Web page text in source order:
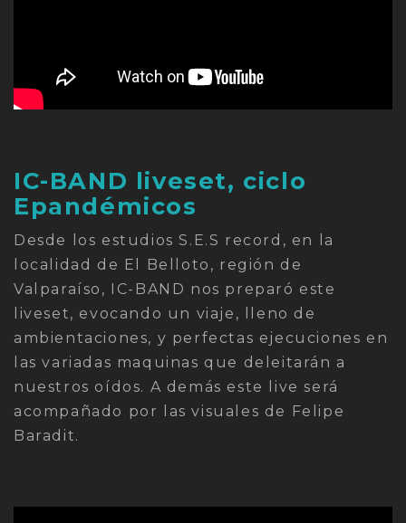
IC-BAND liveset, ciclo
Epandémicos
Desde los estudios S.E.S record, en la
localidad de El Belloto, región de
Valparaíso, IC-BAND nos preparó este
liveset, evocando un viaje, lleno de
ambientaciones, y perfectas ejecuciones en
las variadas maquinas que deleitarán a
nuestros oídos. A demás este live será
acompañado por las visuales de Felipe
Baradit.